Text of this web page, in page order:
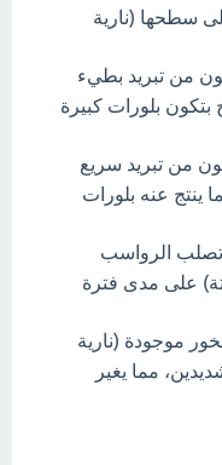
سطحها (نارية
من تبريد بطيء
بلورات كبيرة
من تبريد سريع
ينتج عنه بلورات
الرواسب
على مدى فترة
موجودة (نارية
مما يغير